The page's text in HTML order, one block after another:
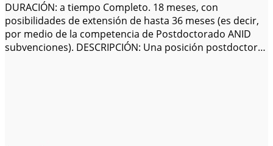
DURACIÓN: a tiempo Completo. 18 meses, con
posibilidades de extensión de hasta 36 meses (es decir,
por medio de la competencia de Postdoctorado ANID
subvenciones). DESCRIPCIÓN: Una posición postdoctoral